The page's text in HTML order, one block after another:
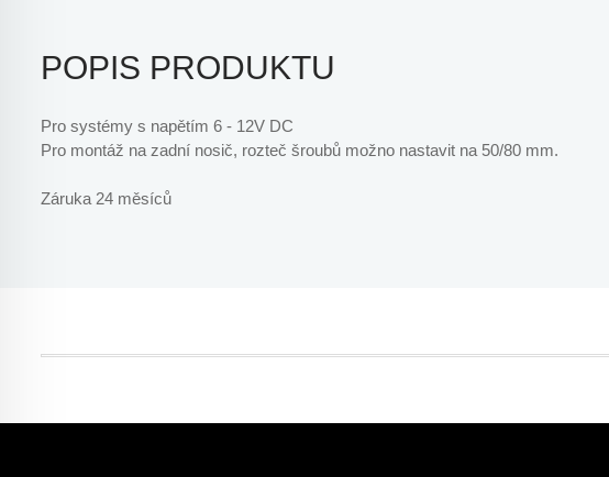
POPIS PRODUKTU
Pro systémy s napětím 6 - 12V DC
Pro montáž na zadní nosič, rozteč šroubů možno nastavit na 50/80 mm.
Záruka 24 měsíců